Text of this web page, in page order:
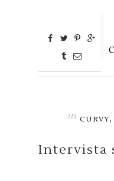
in CURVY,
Intervista